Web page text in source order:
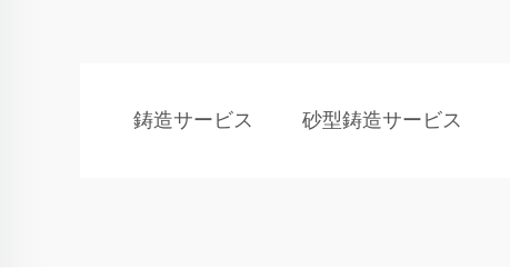
鋳造サービス 砂型鋳造サービス